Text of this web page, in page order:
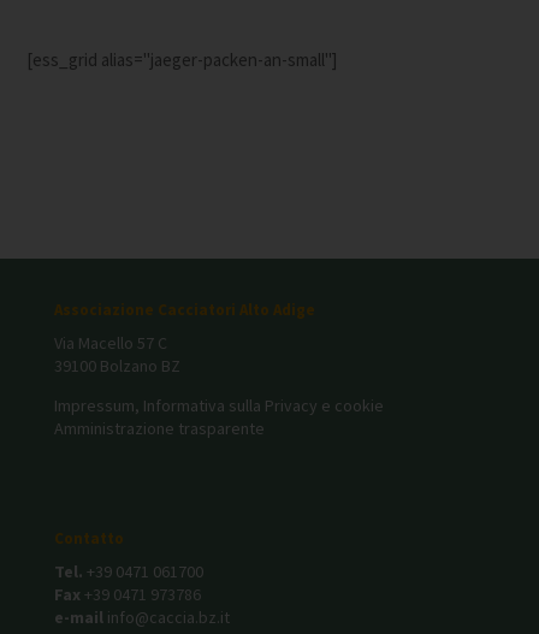
[ess_grid alias="jaeger-packen-an-small"]
Associazione Cacciatori Alto Adige
Via Macello 57 C
39100 Bolzano BZ
Impressum, Informativa sulla Privacy e cookie
Amministrazione trasparente
Contatto
Tel. +39 0471 061700
Fax +39 0471 973786
e-mail info@caccia.bz.it